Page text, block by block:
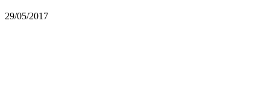
29/05/2017